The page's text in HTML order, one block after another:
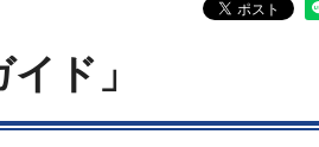
ド」